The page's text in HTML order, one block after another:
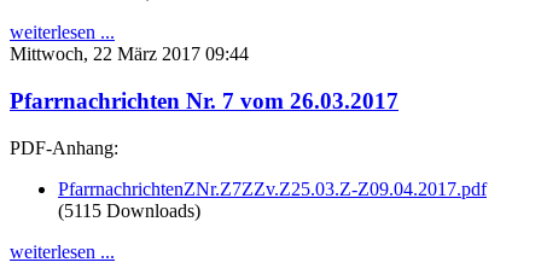
weiterlesen ...
Mittwoch, 22 März 2017 09:44
Pfarrnachrichten Nr. 7 vom 26.03.2017
PDF-Anhang:
PfarrnachrichtenZNr.Z7ZZv.Z25.03.Z-Z09.04.2017.pdf
(5115 Downloads)
weiterlesen ...